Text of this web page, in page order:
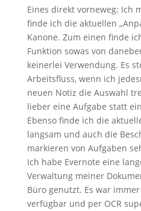
Eines direkt vorneweg: Ich
finde ich die aktuellen
Kanone. Zum einen finde
Funktion sowas von
keinerlei Verwendung. Es
Arbeitsfluss, wenn ich
neuen Notiz die Auswahl
lieber eine Aufgabe statt
Ebenso finde ich die
langsam und auch die
markieren von Aufgaben
Ich habe Evernote eine
Verwaltung meiner
Büro genutzt. Es war
verfügbar und per OCR